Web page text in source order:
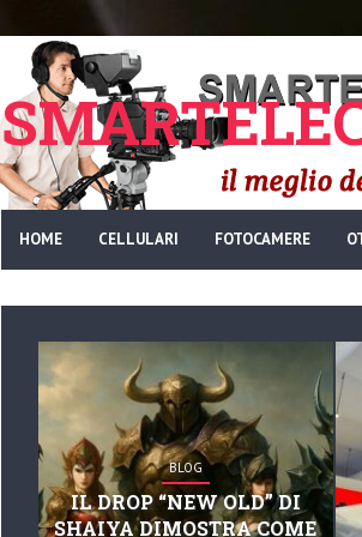
HOME CELLULARI FOTOCAMERE
BLOG
IL DROP “NEW OLD” DI
SHAIYA DIMOSTRA COME